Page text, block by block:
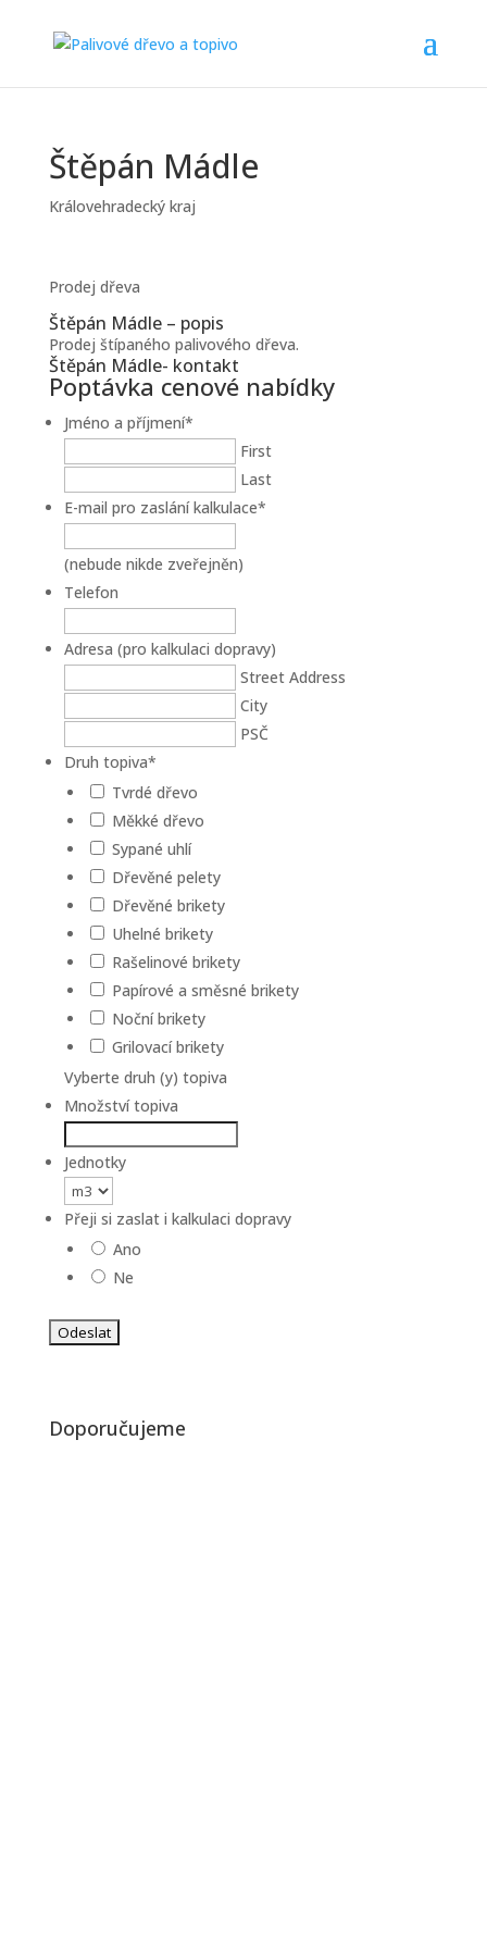
Štěpán Mádle
Královehradecký kraj
Prodej dřeva
Štěpán Mádle – popis
Prodej štípaného palivového dřeva.
Štěpán Mádle- kontakt
Poptávka cenové nabídky
Jméno a příjmení*
First
Last
E-mail pro zaslání kalkulace*
(nebude nikde zveřejněn)
Telefon
Adresa (pro kalkulaci dopravy)
Street Address
City
PSČ
Druh topiva*
Tvrdé dřevo
Měkké dřevo
Sypané uhlí
Dřevěné pelety
Dřevěné brikety
Uhelné brikety
Rašelinové brikety
Papírové a směsné brikety
Noční brikety
Grilovací brikety
Vyberte druh (y) topiva
Množství topiva
Jednotky
Přeji si zaslat i kalkulaci dopravy
Ano
Ne
Doporučujeme